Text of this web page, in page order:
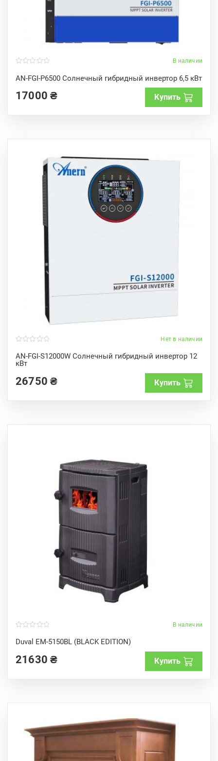
В наличии
AN-FGI-P6500 Солнечный гибридный инвертор 6,5 кВт
o
u
o
17000₴ Купить
Нет в наличии
AN-FGI-S12000W Солнечный гибридный инвертор 12
кВт
o
u
t
f
5
26750₴ Купить
В наличии
Duval EM-5150BL (BLACK EDITION)
o
u
o
f
21630₴ Купить